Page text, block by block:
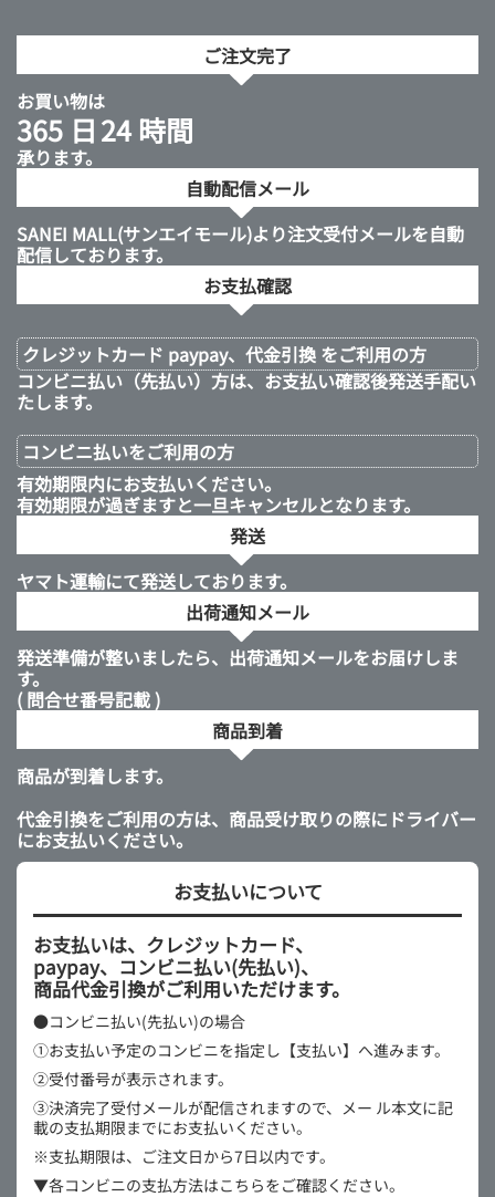
ご注文完了
お買い物は
365 日24 時間
承ります。
自動配信メール
SANEI MALL(サンエイモール)より注文受付メールを自動
配信しております。
お支払確認
クレジットカード paypay、代金引換 をご利用の方
コンビニ払い（先払い）方は、お支払い確認後発送手配い
たします。
コンビニ払いをご利用の方
有効期限内にお支払いください。
有効期限が過ぎますと一旦キャンセルとなります。
発送
ヤマト運輸にて発送しております。
出荷通知メール
発送準備が整いましたら、出荷通知メールをお届けしま
す。
( 問合せ番号記載 )
商品到着
商品が到着します。
代金引換をご利用の方は、商品受け取りの際にドライバー
にお支払いください。
お支払いについて
お支払いは、クレジットカード、
paypay、コンビニ払い(先払い)、
商品代金引換がご利用いただけます。
●コンビニ払い(先払い)の場合
①お支払い予定のコンビニを指定し【支払い】へ進みます。
②受付番号が表示されます。
③決済完了受付メールが配信されますので、メー ル本文に記
載の支払期限までにお支払いください。
※支払期限は、ご注文日から7日以内です。
▼各コンビニの支払方法はこちらをご確認ください。